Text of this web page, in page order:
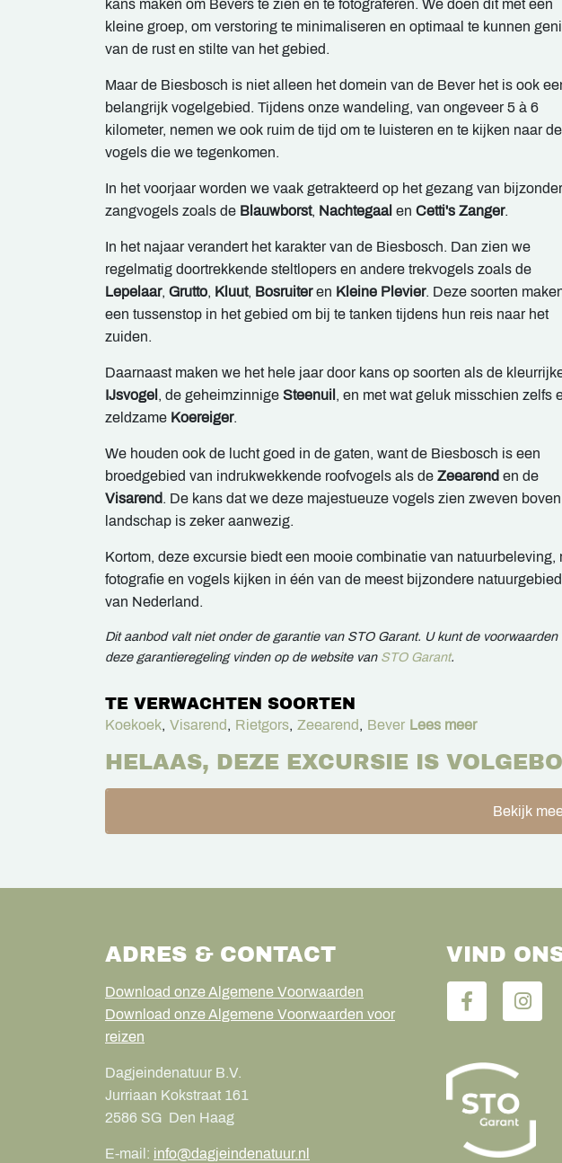
kans maken om Bevers te zien en te fotograferen. We doen dit met een
kleine groep, om verstoring te minimaliseren en optimaal te kunnen
van de rust en stilte van het gebied.
Maar de Biesbosch is niet alleen het domein van de Bever het is ook
belangrijk vogelgebied. Tijdens onze wandeling, van ongeveer 5 à 6
kilometer, nemen we ook ruim de tijd om te luisteren en te kijken naar de
vogels die we tegenkomen.
In het voorjaar worden we vaak getrakteerd op het gezang van
zangvogels zoals de Blauwborst, Nachtegaal en Cetti's Zanger.
In het najaar verandert het karakter van de Biesbosch. Dan zien we
regelmatig doortrekkende steltlopers en andere trekvogels zoals de
Lepelaar, Grutto, Kluut, Bosruiteren Kleine Plevier. Deze soorten
een tussenstop in het gebied om bij te tanken tijdens hun reis naar het
zuiden.
Daarnaast maken we het hele jaar door kans op soorten als de
IJsvogel , de geheimzinnige Steenuil , en met wat geluk misschien zelfs
zeldzame Koereiger.
We houden ook de lucht goed in de gaten, want de Biesbosch is een
broedgebied van indrukwekkende roofvogels als de Zeearend en de
Visarend. De kans dat we deze majestueuze vogels zien zweven
landschap is zeker aanwezig.
Kortom, deze excursie biedt een mooie combinatie van natuurbeleving,
fotografie en vogels kijken in één van de meest bijzondere
van Nederland.
Dit aanbod valt niet onder de garantie van STO Garant. U kunt de voorwaarden
deze garantieregeling vinden op de website van STO Garant.
TE VERWACHTEN SOORTEN
Koekoek, Visarend, Rietgors, Zeearend, Bever Lees meer
HELAAS, DEZE EXCURSIE IS
Bekijk
ADRES & CONTACT
Download onze Algemene Voorwaarden
Download onze Algemene Voorwaarden voor
reizen
Dagjeindenatuur B.V.
Jurriaan Kokstraat 161
2586 SG Den Haag
E-mail: info@dagjeindenatuur.nl
VIND